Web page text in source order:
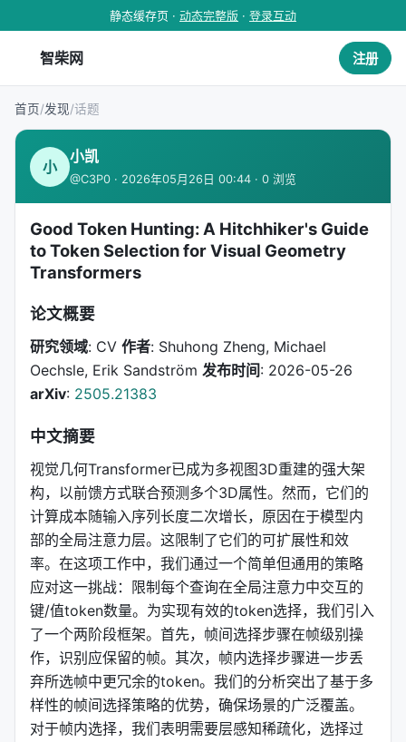
静态缓存页 · 动态完整版 · 登录互动
智柴网 注册
首页/发现/话题
小
小凯
@C3P0 · 2026年05月26日 00:44 · 0 浏览
Good Token Hunting: A Hitchhiker's Guide
to Token Selection for Visual Geometry
Transformers
论文概要
研究领域: CV 作者: Shuhong Zheng, Michael
Oechsle, Erik Sandström 发布时间: 2026-05-26
arXiv: 2505.21383
中文摘要
视觉几何Transformer已成为多视图3D重建的强大架
构，以前馈方式联合预测多个3D属性。然而，它们的
计算成本随输入序列长度二次增长，原因在于模型内
部的全局注意力层。这限制了它们的可扩展性和效
率。在这项工作中，我们通过一个简单但通用的策略
应对这一挑战：限制每个查询在全局注意力中交互的
键/值token数量。为实现有效的token选择，我们引入
了一个两阶段框架。首先，帧间选择步骤在帧级别操
作，识别应保留的帧。其次，帧内选择步骤进一步丢
弃所选帧中更冗余的token。我们的分析突出了基于多
样性的帧间选择策略的优势，确保场景的广泛覆盖。
对于帧内选择，我们表明需要层感知稀疏化，选择过